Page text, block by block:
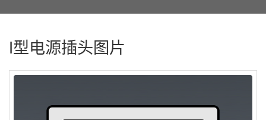
I型电源插头图片